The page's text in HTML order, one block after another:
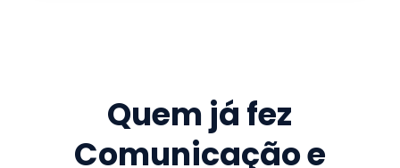
Quem já fez
Comunicação e